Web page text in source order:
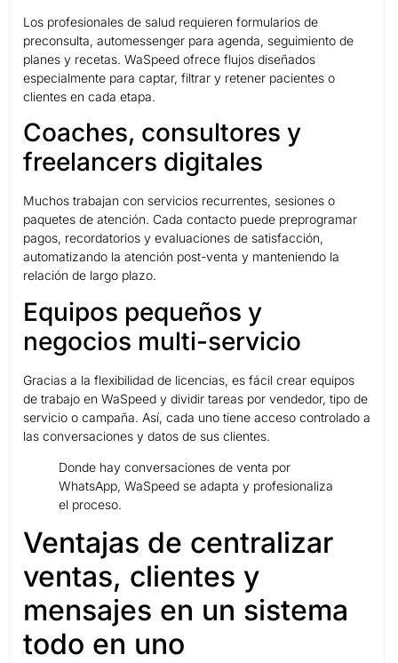
Los profesionales de salud requieren formularios de
preconsulta, automessenger para agenda, seguimiento de
planes y recetas. WaSpeed ofrece flujos diseñados
especialmente para captar, filtrar y retener pacientes o
clientes en cada etapa.
Coaches, consultores y
freelancers digitales
Muchos trabajan con servicios recurrentes, sesiones o
paquetes de atención. Cada contacto puede preprogramar
pagos, recordatorios y evaluaciones de satisfacción,
automatizando la atención post-venta y manteniendo la
relación de largo plazo.
Equipos pequeños y
negocios multi-servicio
Gracias a la flexibilidad de licencias, es fácil crear equipos
de trabajo en WaSpeed y dividir tareas por vendedor, tipo de
servicio o campaña. Así, cada uno tiene acceso controlado a
las conversaciones y datos de sus clientes.
Donde hay conversaciones de venta por
WhatsApp, WaSpeed se adapta y profesionaliza
el proceso.
Ventajas de centralizar
ventas, clientes y
mensajes en un sistema
todo en uno